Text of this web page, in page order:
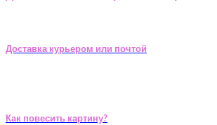
Доставка курьером или почтой
Как повесить картину?